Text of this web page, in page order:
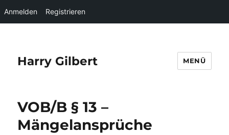
Anmelden Registrieren
Harry Gilbert MENÜ
VOB/B § 13 –
Mängelansprüche